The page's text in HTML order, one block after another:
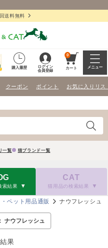
送料無料
購入履歴
ログイン
会員登録
0
カート メニュー
クーポン ポイント お気に入りリス
一覧 猫ブランド一覧
索結果
CAT
猫用品の検索結果
ペット用品通販 ナウフレッシュ
ナウフレッシュ
果